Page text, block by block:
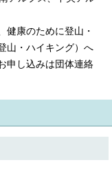
健康のために登山・
山・ハイキング）へ
申し込みは団体連絡